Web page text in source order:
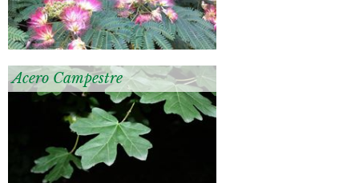
Acero Campestre